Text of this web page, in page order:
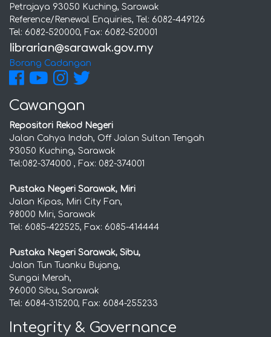
Petrajaya 93050 Kuching, Sarawak
Reference/Renewal Enquiries, Tel: 6082-449126
Tel: 6082-520000, Fax: 6082-520001
Borang Cadangan
Cawangan
Repositori Rekod Negeri
Jalan Cahya Indah, Off Jalan Sultan Tengah
93050 Kuching, Sarawak
Tel:082-374000 , Fax: 082-374001
Pustaka Negeri Sarawak, Miri
Jalan Kipas, Miri City Fan,
98000 Miri, Sarawak
Tel: 6085-422525, Fax: 6085-414444
Pustaka Negeri Sarawak, Sibu,
Jalan Tun Tuanku Bujang,
Sungai Merah,
96000 Sibu, Sarawak
Tel: 6084-315200, Fax: 6084-255233
Integrity & Governance